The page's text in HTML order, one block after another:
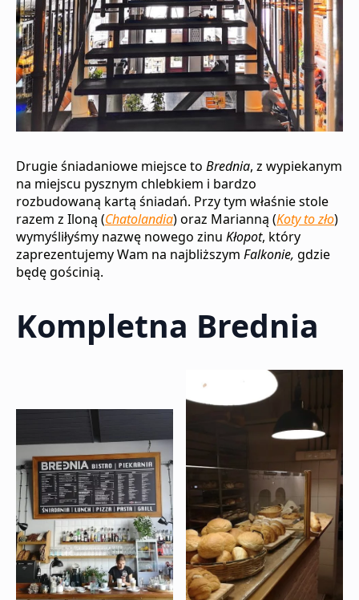
Drugie śniadaniowe miejsce to Brednia, z wypiekanym
na miejscu pysznym chlebkiem i bardzo
rozbudowaną kartą śniadań. Przy tym właśnie stole
razem z Iloną (Chatolandia) oraz Marianną (Koty to zło)
wymyśliłyśmy nazwę nowego zinu Kłopot, który
zaprezentujemy Wam na najbliższym Falkonie, gdzie
będę gościnią.
Kompletna Brednia